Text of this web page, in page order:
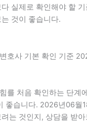
실제로 확인해야 할
것이 좋습니다.
호사 기본 확인 기준
를 처음 확인하는 단계
좋습니다. 2026년06월
는 것인지, 상담을 받